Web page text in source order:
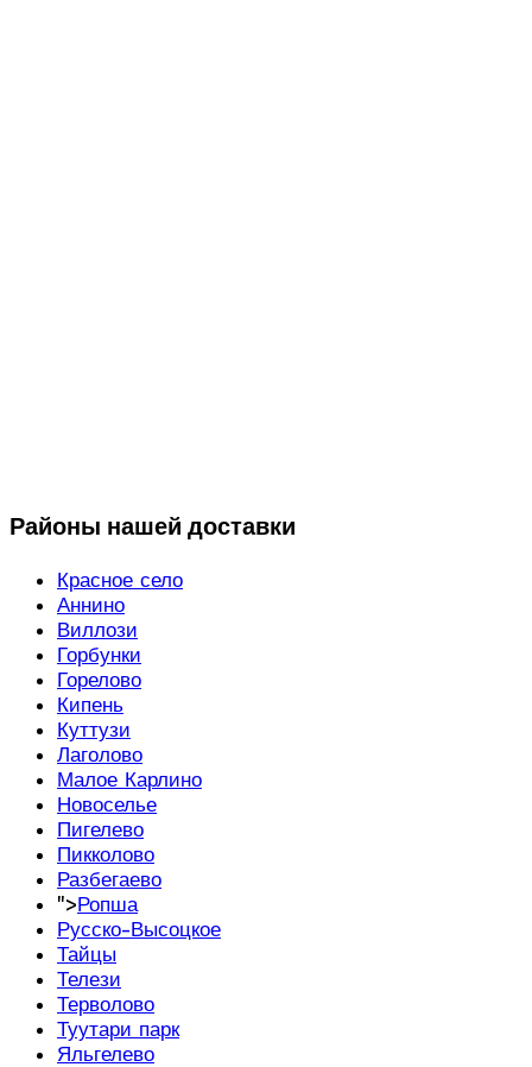
Районы нашей доставки
Красное село
Аннино
Виллози
Горбунки
Горелово
Кипень
Куттузи
Лаголово
Малое Карлино
Новоселье
Пигелево
Пикколово
Разбегаево
">Ропша
Русско-Высоцкое
Тайцы
Телези
Терволово
Туутари парк
Яльгелево